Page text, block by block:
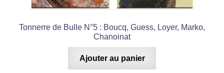
Tonnerre de Bulle N°5 : Boucq, Guess, Loyer, Marko,
Chanoinat
Ajouter au panier